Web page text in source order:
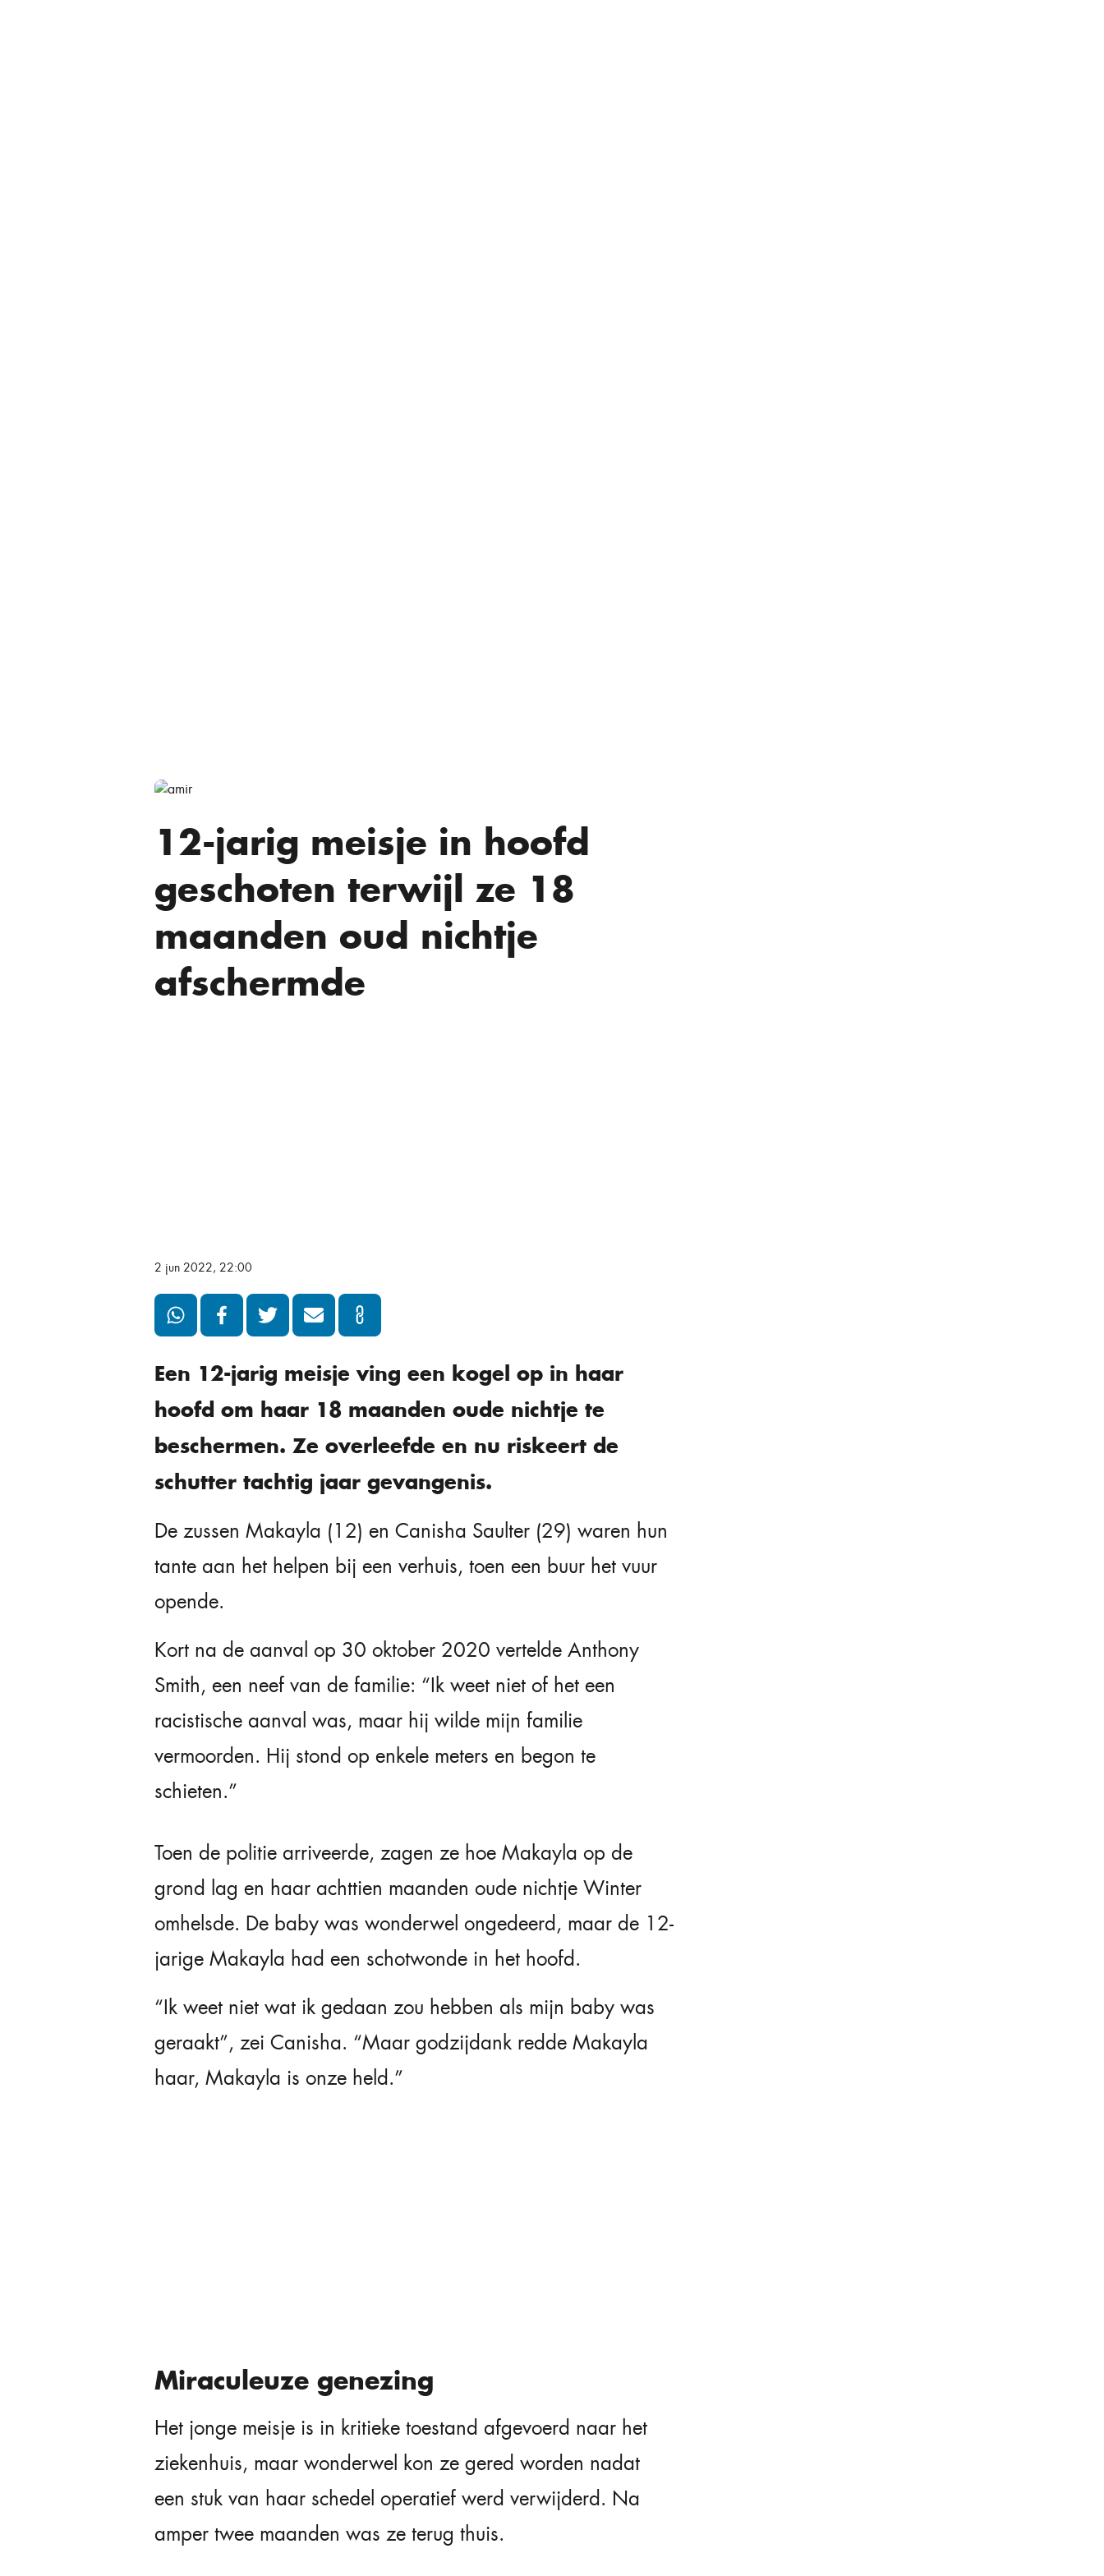
12-jarig meisje in hoofd
geschoten terwijl ze 18
maanden oud nichtje
afschermde
2 jun 2022, 22:00
Een 12-jarig meisje ving een kogel op in haar
hoofd om haar 18 maanden oude nichtje te
beschermen. Ze overleefde en nu riskeert de
schutter tachtig jaar gevangenis.
De zussen Makayla (12) en Canisha Saulter (29) waren hun
tante aan het helpen bij een verhuis, toen een buur het vuur
opende.
Kort na de aanval op 30 oktober 2020 vertelde Anthony
Smith, een neef van de familie: “Ik weet niet of het een
racistische aanval was, maar hij wilde mijn familie
vermoorden. Hij stond op enkele meters en begon te
schieten.”
Toen de politie arriveerde, zagen ze hoe Makayla op de
grond lag en haar achttien maanden oude nichtje Winter
omhelsde. De baby was wonderwel ongedeerd, maar de 12-
jarige Makayla had een schotwonde in het hoofd.
“Ik weet niet wat ik gedaan zou hebben als mijn baby was
geraakt”, zei Canisha. “Maar godzijdank redde Makayla
haar, Makayla is onze held.”
Miraculeuze genezing
Het jonge meisje is in kritieke toestand afgevoerd naar het
ziekenhuis, maar wonderwel kon ze gered worden nadat
een stuk van haar schedel operatief werd verwijderd. Na
amper twee maanden was ze terug thuis.